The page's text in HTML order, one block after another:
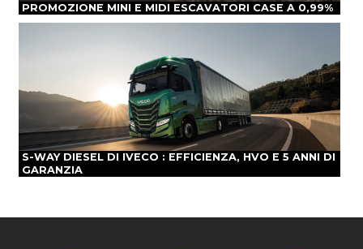
PROMOZIONE MINI E MIDI ESCAVATORI CASE A 0,99%
S-WAY DIESEL DI IVECO : EFFICIENZA, HVO E 5 ANNI DI
GARANZIA